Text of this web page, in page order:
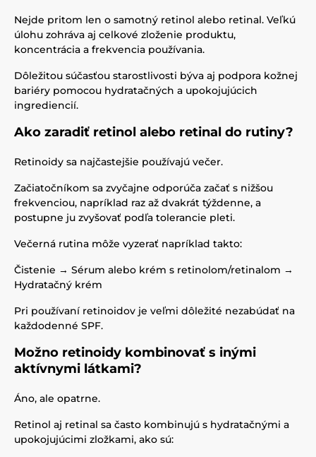
Nejde pritom len o samotný retinol alebo retinal. Veľkú
úlohu zohráva aj celkové zloženie produktu,
koncentrácia a frekvencia používania.
Dôležitou súčasťou starostlivosti býva aj podpora kožnej
bariéry pomocou hydratačných a upokojujúcich
ingrediencií.
Ako zaradiť retinol alebo retinal do rutiny?
Retinoidy sa najčastejšie používajú večer.
Začiatočníkom sa zvyčajne odporúča začať s nižšou
frekvenciou, napríklad raz až dvakrát týždenne, a
postupne ju zvyšovať podľa tolerancie pleti.
Večerná rutina môže vyzerať napríklad takto:
Čistenie → Sérum alebo krém s retinolom/retinalom →
Hydratačný krém
Pri používaní retinoidov je veľmi dôležité nezabúdať na
každodenné SPF.
Možno retinoidy kombinovať s inými
aktívnymi látkami?
Áno, ale opatrne.
Retinol aj retinal sa často kombinujú s hydratačnými a
upokojujúcimi zložkami, ako sú: